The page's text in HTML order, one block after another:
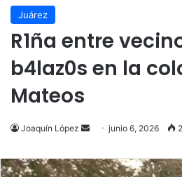
Juárez
R1ña entre
b4laz0s en la
Mateos
Joaquín López
Send
email
junio 6, 2026 2